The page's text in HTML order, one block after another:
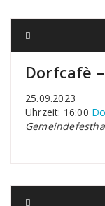
Dorfcafè
25.09.2023
Uhrzeit: 16:00